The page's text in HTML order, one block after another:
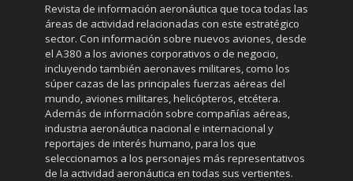
Revista de información aeronáutica que toca todas las
áreas de actividad relacionadas con este estratégico
sector. Con información sobre nuevos aviones, desde
el A380 a los aviones corporativos o de negocio,
incluyendo también aeronaves militares, como los
súper cazas de las principales fuerzas aéreas del
mundo, aviones militares, helicópteros, etcétera.
Además de información sobre compañías aéreas,
industria aeronáutica nacional e internacional y
reportajes de interés humano, para los que
seleccionamos a los personajes más representativos
de la actividad aeronáutica en todas sus vertientes.